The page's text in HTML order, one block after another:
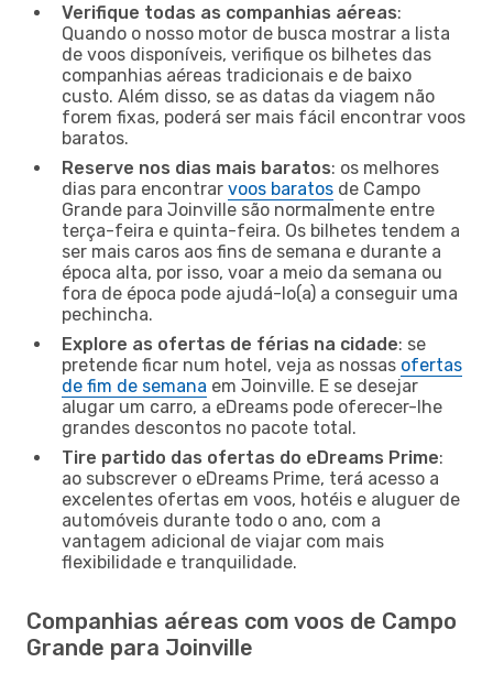
Verifique todas as companhias aéreas:
Quando o nosso motor de busca mostrar a lista
de voos disponíveis, verifique os bilhetes das
companhias aéreas tradicionais e de baixo
custo. Além disso, se as datas da viagem não
forem fixas, poderá ser mais fácil encontrar voos
baratos.
Reserve nos dias mais baratos: os melhores
dias para encontrar voos baratos de Campo
Grande para Joinville são normalmente entre
terça-feira e quinta-feira. Os bilhetes tendem a
ser mais caros aos fins de semana e durante a
época alta, por isso, voar a meio da semana ou
fora de época pode ajudá-lo(a) a conseguir uma
pechincha.
Explore as ofertas de férias na cidade: se
pretende ficar num hotel, veja as nossas ofertas
de fim de semana em Joinville. E se desejar
alugar um carro, a eDreams pode oferecer-lhe
grandes descontos no pacote total.
Tire partido das ofertas do eDreams Prime:
ao subscrever o eDreams Prime, terá acesso a
excelentes ofertas em voos, hotéis e aluguer de
automóveis durante todo o ano, com a
vantagem adicional de viajar com mais
flexibilidade e tranquilidade.
Companhias aéreas com voos de Campo
Grande para Joinville